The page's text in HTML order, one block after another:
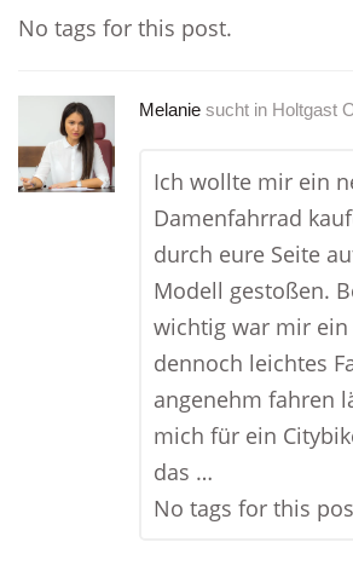
No tags for this post.
Melanie sucht in Holtgast
Ich wollte mir ein
Damenfahrrad
durch eure Seite
Modell gestoßen.
wichtig war mir
dennoch leichtes
angenehm fahren
mich für ein
das …
No tags for this